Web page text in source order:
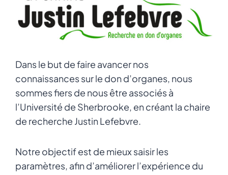
Dans le but de faire avancer nos
connaissances sur le don d’organes, nous
sommes fiers de nous être associés à
l’Université de Sherbrooke, en créant la chaire
de recherche Justin Lefebvre.
Notre objectif est de mieux saisir les
paramètres, afin d’améliorer l’expérience du